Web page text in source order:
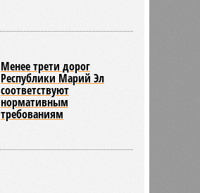
Менее трети дорог
Республики Марий Эл
соответствуют
нормативным
требованиям